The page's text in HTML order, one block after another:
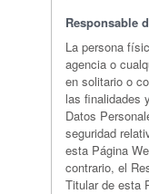
Responsable
La persona
agencia o
en solitario o
las finalidades
Datos
seguridad
esta Página
contrario, el
Titular de esta